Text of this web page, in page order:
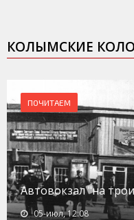
КОЛЫМСКИЕ
ПОЧИТАЕМ
Автовокзал "на
05-июл, 12:08